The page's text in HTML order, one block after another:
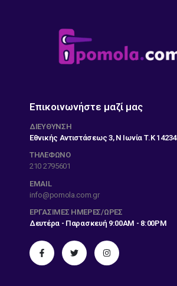
Επικοινωνήστε μαζί μας
ΔΙΕΎΘΥΝΣΗ
Εθνικής Αντιστάσεως 3, Ν Ιωνία Τ.Κ 14234
ΤΗΛΕΦΩΝΟ
210 2795601
EMAIL
info@pomola.com.gr
ΕΡΓΆΣΙΜΕΣ ΗΜΈΡΕΣ/ΏΡΕΣ
Δευτέρα - Παρασκευή 9:00AM - 8:00PM